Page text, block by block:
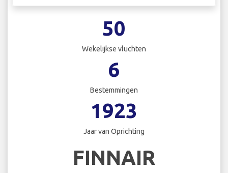
50
Wekelijkse vluchten
6
Bestemmingen
1923
Jaar van Oprichting
FINNAIR